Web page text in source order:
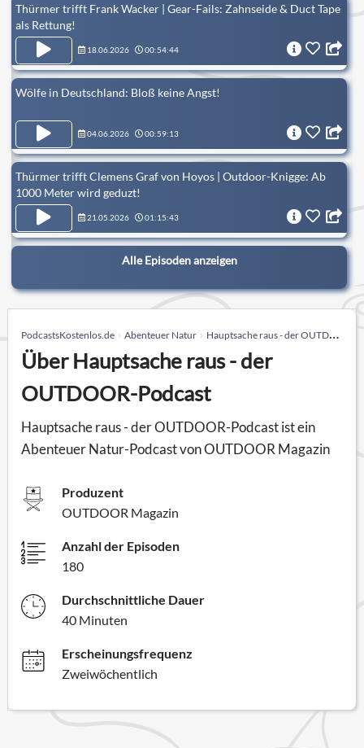
Thürmer trifft Frank Wacker | Gear-Fails: Zahnseide & Duct Tape
als Rettung!
18.06.2026 00:54:44
Wölfe in Deutschland: Bloß keine Angst!
04.06.2026 00:59:13
Thürmer trifft Clemens Graf von Hoyos | Outdoor-Knigge: Ab
1000 Meter wird geduzt!
21.05.2026 01:15:43
Alle Episoden anzeigen
PodcastsKostenlos.de Abenteuer Natur Hauptsache raus - der OUTDOOR-Podcast
Über Hauptsache raus - der
OUTDOOR-Podcast
Hauptsache raus - der OUTDOOR-Podcast ist ein
Abenteuer Natur-Podcast von OUTDOOR Magazin
Produzent
OUTDOOR Magazin
Anzahl der Episoden
180
Durchschnittliche Dauer
40 Minuten
Erscheinungsfrequenz
Zweiwöchentlich